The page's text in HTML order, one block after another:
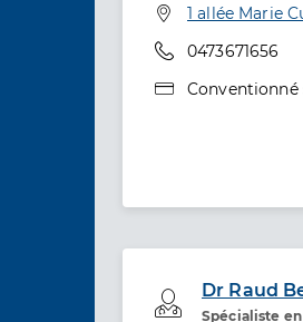
Adresse
1 allée Marie
Téléphone
0473671656
Type de
Conventionné
Dr Raud
Spécialiste